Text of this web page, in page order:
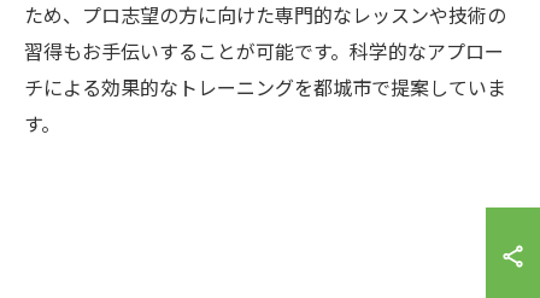
ため、プロ志望の方に向けた専門的なレッスンや技術の
習得もお手伝いすることが可能です。科学的なアプロー
チによる効果的なトレーニングを都城市で提案していま
す。